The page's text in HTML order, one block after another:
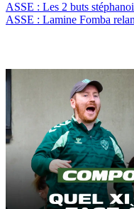
ASSE : Les 2 buts
ASSE : Lamine Fomba